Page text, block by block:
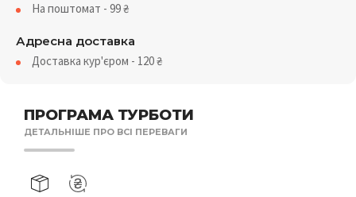
ПРОГРАМА ТУРБОТИ
ДЕТАЛЬНІШЕ ПРО ВСІ ПЕРЕВАГИ
На поштомат - 99₴
Адресна доставка
Доставка кур'єром - 120₴